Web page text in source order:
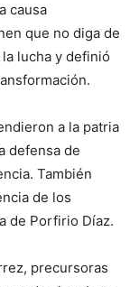
causa
que no diga de
lucha y definió
a la patria
defensa de
También
de los
de Porfirio Díaz.
precursoras